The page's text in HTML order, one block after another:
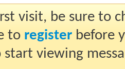
visit, be sure to
toregisterbefore
start viewing